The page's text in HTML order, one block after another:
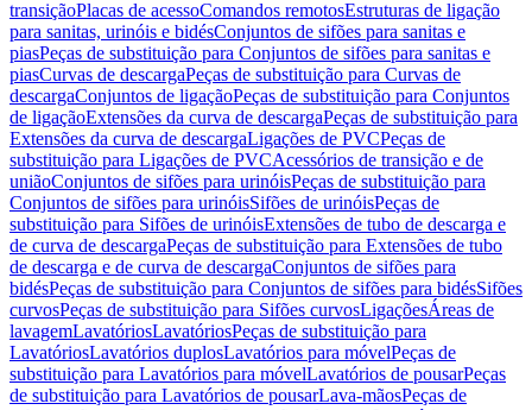
transiçãoPlacas de acessoComandos remotosEstruturas de ligação
para sanitas, urinóis e bidésConjuntos de sifões para sanitas e
piasPeças de substituição para Conjuntos de sifões para sanitas e
piasCurvas de descargaPeças de substituição para Curvas de
descargaConjuntos de ligaçãoPeças de substituição para Conjuntos
de ligaçãoExtensões da curva de descargaPeças de substituição para
Extensões da curva de descargaLigações de PVCPeças de
substituição para Ligações de PVCAcessórios de transição e de
uniãoConjuntos de sifões para urinóisPeças de substituição para
Conjuntos de sifões para urinóisSifões de urinóisPeças de
substituição para Sifões de urinóisExtensões de tubo de descarga e
de curva de descargaPeças de substituição para Extensões de tubo
de descarga e de curva de descargaConjuntos de sifões para
bidésPeças de substituição para Conjuntos de sifões para bidésSifões
curvosPeças de substituição para Sifões curvosLigaçõesÁreas de
lavagemLavatóriosLavatóriosPeças de substituição para
LavatóriosLavatórios duplosLavatórios para móvelPeças de
substituição para Lavatórios para móvelLavatórios de pousarPeças
de substituição para Lavatórios de pousarLava-mãosPeças de